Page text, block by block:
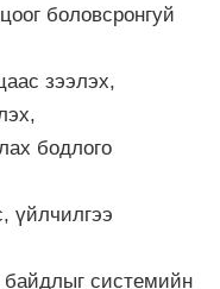
боловсронгуй
зээлэх,
бодлого
үйлчилгээ
байдлыг системийн